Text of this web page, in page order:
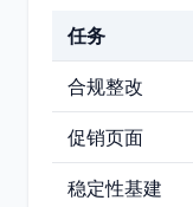
任务
合规整改
促销页面
稳定性基建